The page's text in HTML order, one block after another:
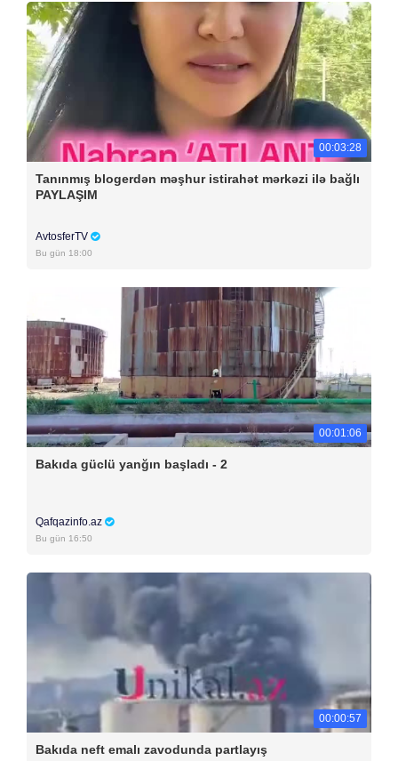
00:03:28
Tanınmış blogerdən məşhur istirahət mərkəzi ilə bağlı
PAYLAŞIM
AvtosferTV
Bu gün 18:00
00:01:06
Bakıda güclü yanğın başladı - 2
Qafqazinfo.az
Bu gün 16:50
00:00:57
Bakıda neft emalı zavodunda partlayış